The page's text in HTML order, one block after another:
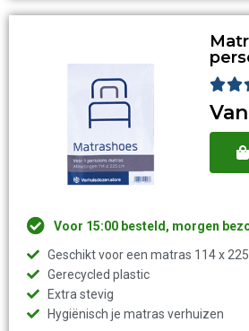

Voor 15:00 besteld, morgen
Geschikt voor een matras 114 x
Gerecycled plastic
Extra stevig
Hygiënisch je matras verhuizen